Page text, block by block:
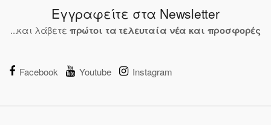
Εγγραφείτε στα Newsletter
...και λάβετε πρώτοι τα τελευταία νέα και προσφορές
Facebook Youtube Instagram